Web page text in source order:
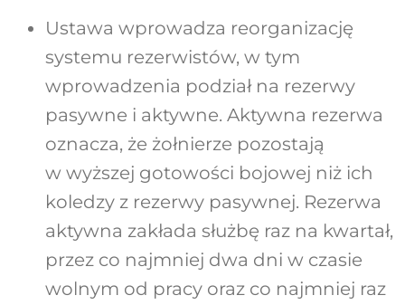
Ustawa wprowadza reorganizację
systemu rezerwistów, w tym
wprowadzenia podział na rezerwy
pasywne i aktywne. Aktywna rezerwa
oznacza, że żołnierze pozostają
w wyższej gotowości bojowej niż ich
koledzy z rezerwy pasywnej. Rezerwa
aktywna zakłada służbę raz na kwartał,
przez co najmniej dwa dni w czasie
wolnym od pracy oraz co najmniej raz